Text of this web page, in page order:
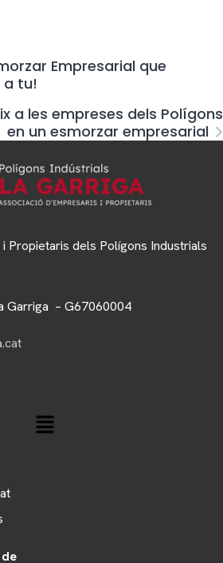
Empresarial que
a tu!
a les empreses dels Polígons
en un esmorzar empresarial
Propietaris dels Polígons Industrials
Garriga – G67060004